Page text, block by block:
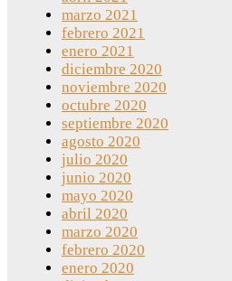
marzo 2021
febrero 2021
enero 2021
diciembre 2020
noviembre 2020
octubre 2020
septiembre 2020
agosto 2020
julio 2020
junio 2020
mayo 2020
abril 2020
marzo 2020
febrero 2020
enero 2020